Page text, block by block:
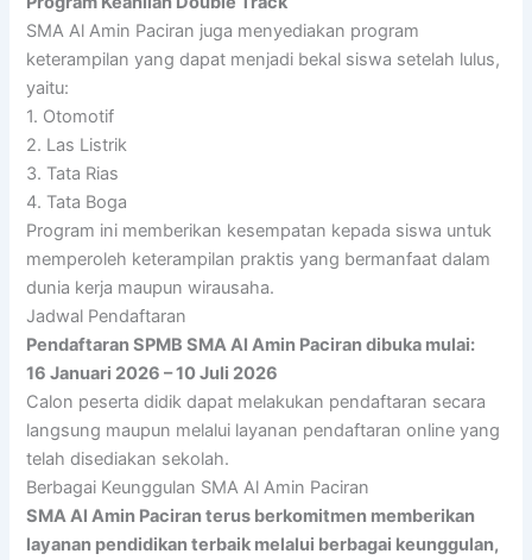
SMA Al Amin Paciran juga menyediakan program
keterampilan yang dapat menjadi bekal siswa setelah lulus,
yaitu:
1. Otomotif
2. Las Listrik
3. Tata Rias
4. Tata Boga
Program ini memberikan kesempatan kepada siswa untuk
memperoleh keterampilan praktis yang bermanfaat dalam
dunia kerja maupun wirausaha.
Jadwal Pendaftaran
Pendaftaran SPMB SMA Al Amin Paciran dibuka mulai:
16 Januari 2026 – 10 Juli 2026
Calon peserta didik dapat melakukan pendaftaran secara
langsung maupun melalui layanan pendaftaran online yang
telah disediakan sekolah.
Berbagai Keunggulan SMA Al Amin Paciran
SMA Al Amin Paciran terus berkomitmen memberikan
layanan pendidikan terbaik melalui berbagai keunggulan,